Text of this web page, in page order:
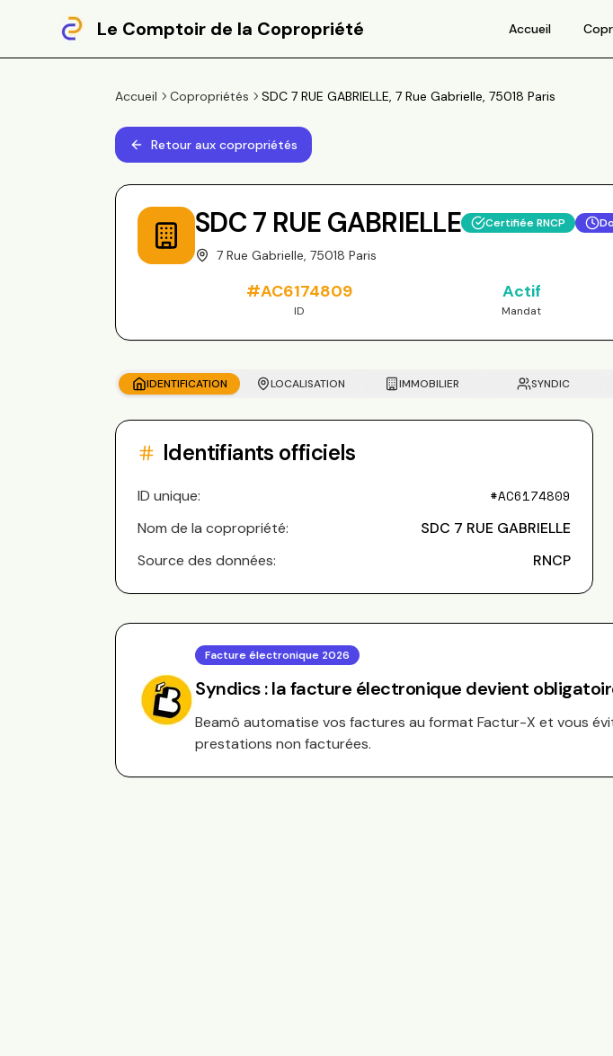
Le Comptoir de la Copropriété Accueil
Accueil Copropriétés SDC 7 RUE GABRIELLE, 7 Rue Gabrielle, 75018 Paris
Retour aux copropriétés
SDC 7 RUE GABRIELLE Certifiée RNCP
7 Rue Gabrielle, 75018 Paris
#AC6174809
ID
Actif
Mandat
IDENTIFICATION LOCALISATION IMMOBILIER SYNDIC
Identifiants officiels
ID unique: #AC6174809
Nom de la copropriété:
SDC 7 RUE GABRIELLE
Source des données:
RNCP
Facture électronique 2026
Syndics : la facture électronique devient
Beamô automatise vos factures au format Factur-X et vous
prestations non facturées.